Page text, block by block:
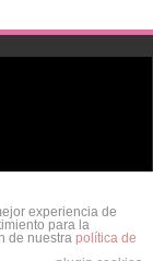
experiencia de
para la
de nuestra política de